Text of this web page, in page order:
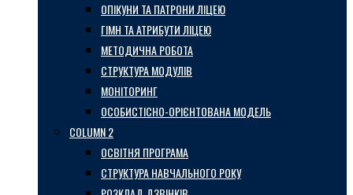
ОПІКУНИ ТА ПАТРОНИ ЛІЦЕЮ
ГІМН ТА АТРИБУТИ ЛІЦЕЮ
МЕТОДИЧНА РОБОТА
СТРУКТУРА МОДУЛІВ
МОНІТОРИНГ
ОСОБИСТІСНО-ОРІЄНТОВАНА МОДЕЛЬ
COLUMN 2
ОСВІТНЯ ПРОГРАМА
СТРУКТУРА НАВЧАЛЬНОГО РОКУ